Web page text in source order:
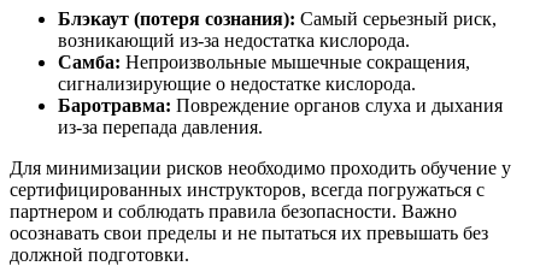
Блэкаут (потеря сознания): Самый серьезный риск,
возникающий из-за недостатка кислорода.
Самба: Непроизвольные мышечные сокращения,
сигнализирующие о недостатке кислорода.
Баротравма: Повреждение органов слуха и дыхания
из-за перепада давления.
Для минимизации рисков необходимо проходить обучение у
сертифицированных инструкторов, всегда погружаться с
партнером и соблюдать правила безопасности. Важно
осознавать свои пределы и не пытаться их превышать без
должной подготовки.